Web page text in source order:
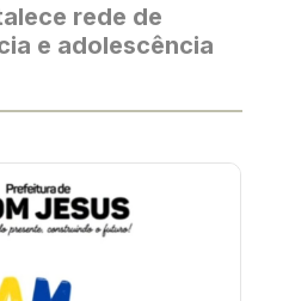
rede de
e adolescência